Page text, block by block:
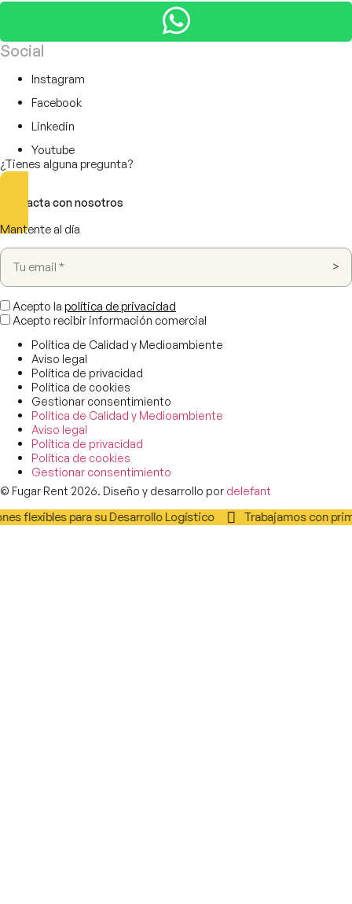
Social
Instagram
Facebook
Linkedin
Youtube
¿Tienes alguna pregunta?
Contacta con nosotros
Mantente al día
Acepto la política de privacidad
Acepto recibir información comercial
Política de Calidad y Medioambiente
Aviso legal
Política de privacidad
Política de cookies
Gestionar consentimiento
Política de Calidad y Medioambiente
Aviso legal
Política de privacidad
Política de cookies
Gestionar consentimiento
© Fugar Rent 2026. Diseño y desarrollo por delefant
flexibles para su Desarrollo Logístico Trabajamos con